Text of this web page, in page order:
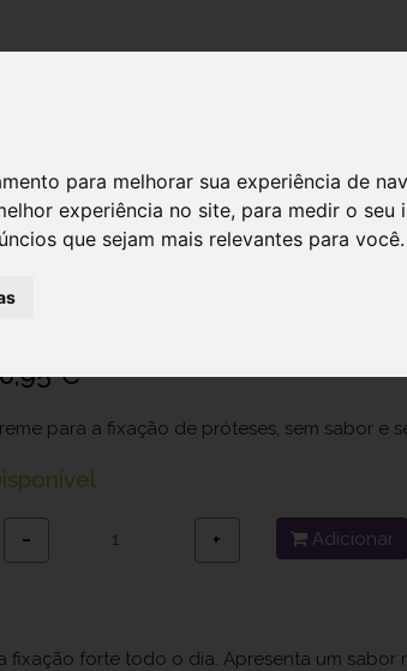
para melhorar sua experiência de
experiência no site, para medir o seu
que sejam mais relevantes para você.
Cr Fix Prot S/Sabor 40 G
€
para a fixação de próteses, sem sabor e
− + Adicionar
forte todo o dia. Apresenta um